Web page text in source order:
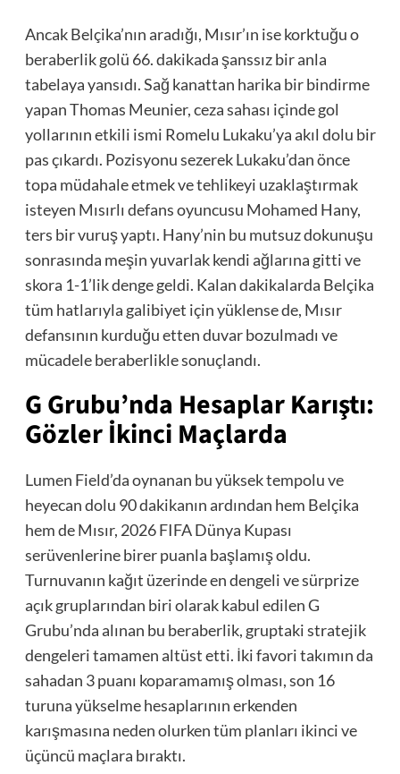
Ancak Belçika’nın aradığı, Mısır’ın ise korktuğu o
beraberlik golü 66. dakikada şanssız bir anla
tabelaya yansıdı. Sağ kanattan harika bir bindirme
yapan Thomas Meunier, ceza sahası içinde gol
yollarının etkili ismi Romelu Lukaku’ya akıl dolu bir
pas çıkardı. Pozisyonu sezerek Lukaku’dan önce
topa müdahale etmek ve tehlikeyi uzaklaştırmak
isteyen Mısırlı defans oyuncusu Mohamed Hany,
ters bir vuruş yaptı. Hany’nin bu mutsuz dokunuşu
sonrasında meşin yuvarlak kendi ağlarına gitti ve
skora 1-1’lik denge geldi. Kalan dakikalarda Belçika
tüm hatlarıyla galibiyet için yüklense de, Mısır
defansının kurduğu etten duvar bozulmadı ve
mücadele beraberlikle sonuçlandı.
G Grubu’nda Hesaplar Karıştı:
Gözler İkinci Maçlarda
Lumen Field’da oynanan bu yüksek tempolu ve
heyecan dolu 90 dakikanın ardından hem Belçika
hem de Mısır, 2026 FIFA Dünya Kupası
serüvenlerine birer puanla başlamış oldu.
Turnuvanın kağıt üzerinde en dengeli ve sürprize
açık gruplarından biri olarak kabul edilen G
Grubu’nda alınan bu beraberlik, gruptaki stratejik
dengeleri tamamen altüst etti. İki favori takımın da
sahadan 3 puanı koparamamış olması, son 16
turuna yükselme hesaplarının erkenden
karışmasına neden olurken tüm planları ikinci ve
üçüncü maçlara bıraktı.